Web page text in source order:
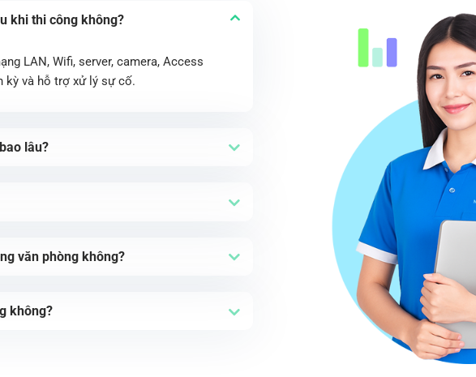
khi thi công không?
LAN, Wifi, server, camera, Access
kỳ và hỗ trợ xử lý sự cố.
lâu?
văn phòng không?
không?